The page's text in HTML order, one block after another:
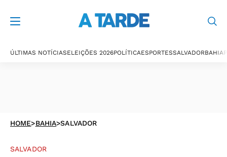
ÚLTIMAS NOTÍCIASELEIÇÕES 2026POLÍTICAESPORTESSALVADORBAHIA
HOME>BAHIA>SALVADOR
SALVADOR